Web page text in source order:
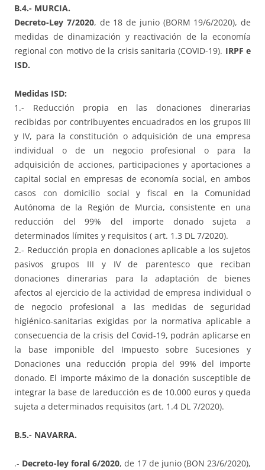
B.4.- MURCIA.
Decreto-Ley 7/2020, de 18 de junio (BORM 19/6/2020), de
medidas de dinamización y reactivación de la economía
regional con motivo de la crisis sanitaria (COVID-19). IRPF e
ISD.
Medidas ISD:
1.- Reducción propia en las donaciones dinerarias
recibidas por contribuyentes encuadrados en los grupos III
y IV, para la constitución o adquisición de una empresa
individual o de un negocio profesional o para la
adquisición de acciones, participaciones y aportaciones a
capital social en empresas de economía social, en ambos
casos con domicilio social y fiscal en la Comunidad
Autónoma de la Región de Murcia, consistente en una
reducción del 99% del importe donado sujeta a
determinados límites y requisitos ( art. 1.3 DL 7/2020).
2.- Reducción propia en donaciones aplicable a los sujetos
pasivos grupos III y IV de parentesco que reciban
donaciones dinerarias para la adaptación de bienes
afectos al ejercicio de la actividad de empresa individual o
de negocio profesional a las medidas de seguridad
higiénico-sanitarias exigidas por la normativa aplicable a
consecuencia de la crisis del Covid-19, podrán aplicarse en
la base imponible del Impuesto sobre Sucesiones y
Donaciones una reducción propia del 99% del importe
donado. El importe máximo de la donación susceptible de
integrar la base de lareducción es de 10.000 euros y queda
sujeta a determinados requisitos (art. 1.4 DL 7/2020).
B.5.- NAVARRA.
.- Decreto-ley foral 6/2020, de 17 de junio (BON 23/6/2020),